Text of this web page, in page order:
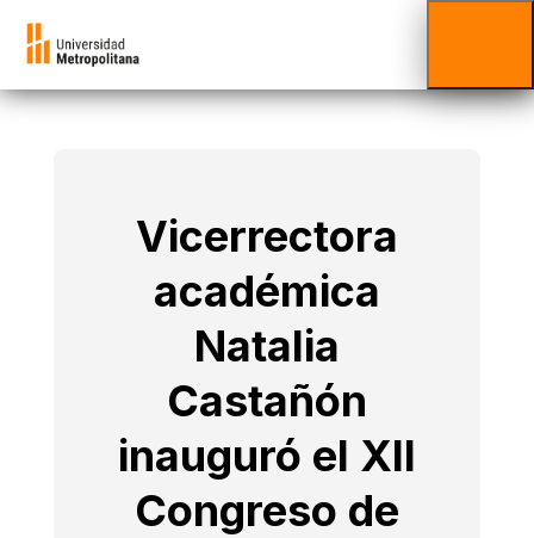
Vicerrectora
académica
Natalia
Castañón
inauguró el XII
Congreso de